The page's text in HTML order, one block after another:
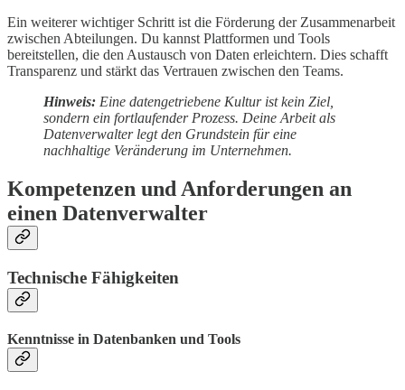
Ein weiterer wichtiger Schritt ist die Förderung der Zusammenarbeit
zwischen Abteilungen. Du kannst Plattformen und Tools
bereitstellen, die den Austausch von Daten erleichtern. Dies schafft
Transparenz und stärkt das Vertrauen zwischen den Teams.
Hinweis: Eine datengetriebene Kultur ist kein Ziel,
sondern ein fortlaufender Prozess. Deine Arbeit als
Datenverwalter legt den Grundstein für eine
nachhaltige Veränderung im Unternehmen.
Kompetenzen und Anforderungen an
einen Datenverwalter
Technische Fähigkeiten
Kenntnisse in Datenbanken und Tools